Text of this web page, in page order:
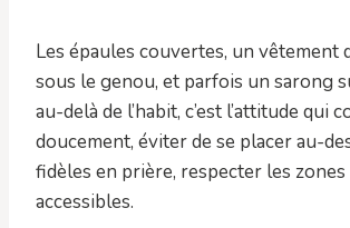
Les épaules couvertes, un vêtement
sous le genou, et parfois un sarong
au-delà de l’habit, c’est l’attitude qui
doucement, éviter de se placer au-
fidèles en prière, respecter les
accessibles.